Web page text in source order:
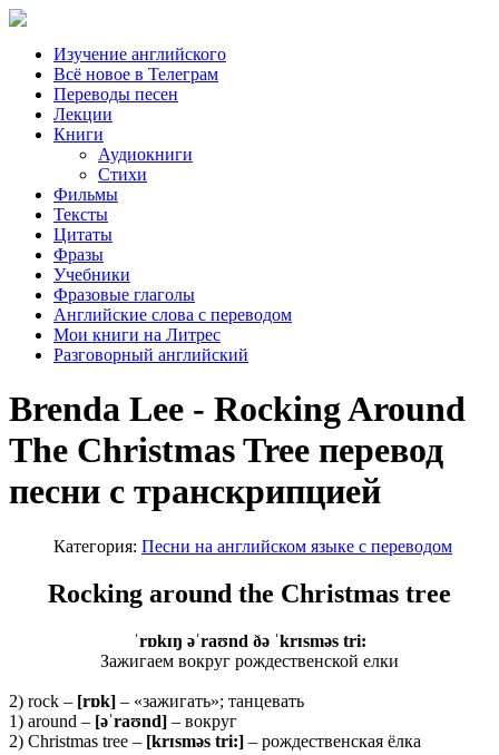
Изучение английского
Всё новое в Телеграм
Переводы песен
Лекции
Книги
Аудиокниги
Стихи
Фильмы
Тексты
Цитаты
Фразы
Учебники
Фразовые глаголы
Английские слова с переводом
Мои книги на Литрес
Разговорный английский
Brenda Lee - Rocking Around
The Christmas Tree перевод
песни с транскрипцией
Категория: Песни на английском языке с переводом
Rocking around the Christmas tree
ˈrɒkɪŋ əˈraʊnd ðə ˈkrɪsməs tri:
Зажигаем вокруг рождественской елки
2) rock – [rɒk] – «зажигать»; танцевать
1) around – [əˈraʊnd] – вокруг
2) Christmas tree – [krɪsməs tri:] – рождественская ёлка